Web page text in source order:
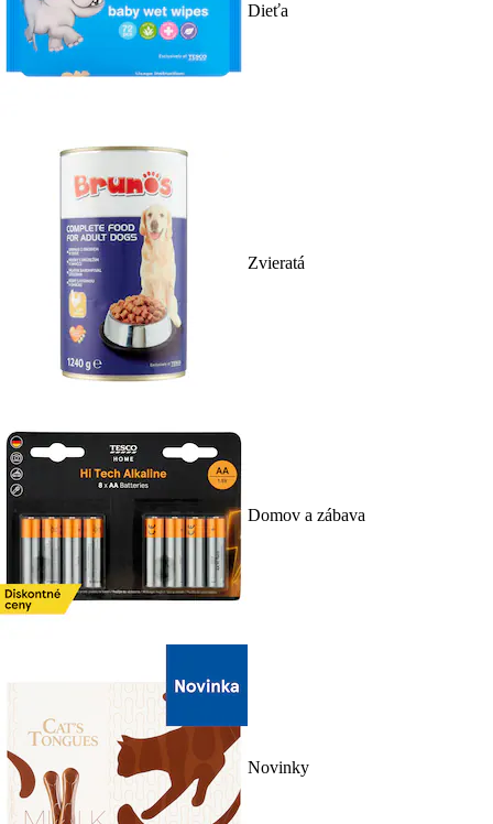
Dieťa
Zvieratá
Domov a zábava
Novinky